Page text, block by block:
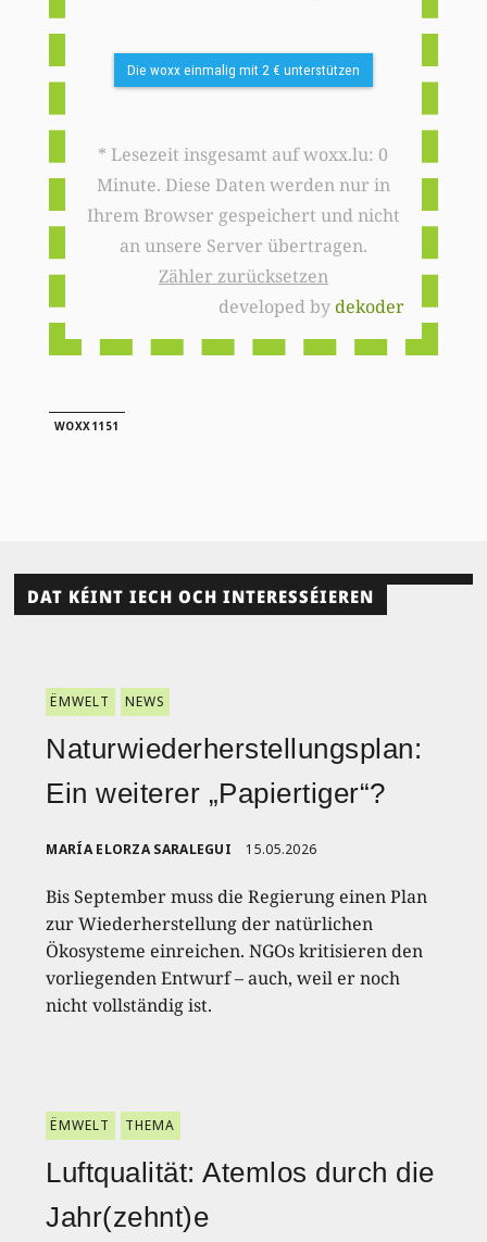
Die woxx einmalig mit 2 € unterstützen
* Lesezeit insgesamt auf woxx.lu: 0
Minute. Diese Daten werden nur in
Ihrem Browser gespeichert und nicht
an unsere Server übertragen.
Zähler zurücksetzen
developed bydekoder
WOXX1151
DAT KÉINT IECH OCH INTERESSÉIEREN
ËMWELT NEWS
Naturwiederherstellungsplan:
Ein weiterer „Papiertiger“?
MARÍA ELORZA SARALEGUI 15.05.2026
Bis September muss die Regierung einen Plan
zur Wiederherstellung der natürlichen
Ökosysteme einreichen. NGOs kritisieren den
vorliegenden Entwurf – auch, weil er noch
nicht vollständig ist.
ËMWELT THEMA
Luftqualität: Atemlos durch die
Jahr(zehnt)e